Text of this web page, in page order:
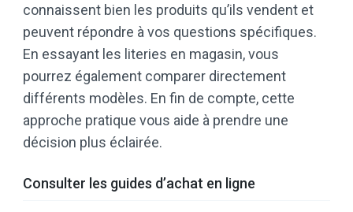
connaissent bien les produits qu’ils vendent et
peuvent répondre à vos questions spécifiques.
En essayant les literies en magasin, vous
pourrez également comparer directement
différents modèles. En fin de compte, cette
approche pratique vous aide à prendre une
décision plus éclairée.
Consulter les guides d’achat en ligne